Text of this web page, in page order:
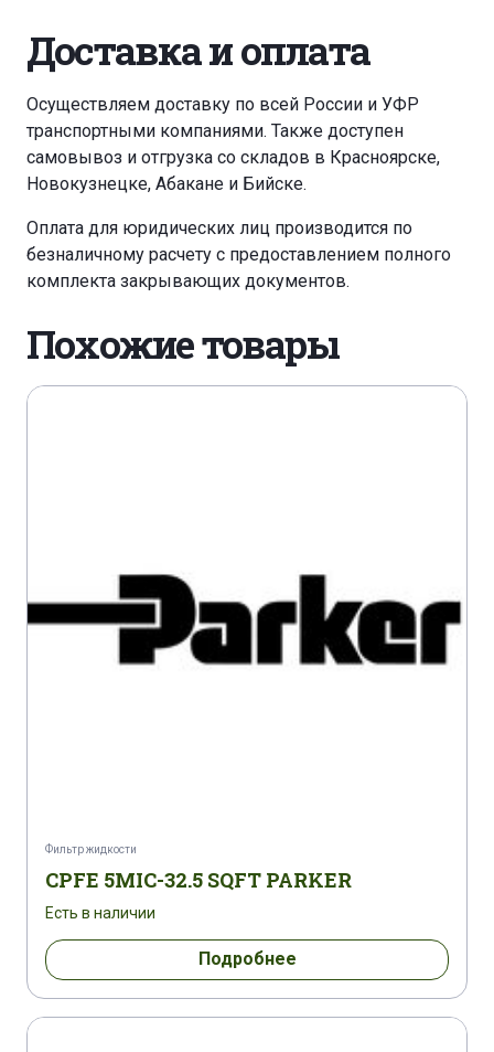
Доставка и оплата
Осуществляем доставку по всей России и УФР
транспортными компаниями. Также доступен
самовывоз и отгрузка со складов в Красноярске,
Новокузнецке, Абакане и Бийске.
Оплата для юридических лиц производится по
безналичному расчету с предоставлением полного
комплекта закрывающих документов.
Похожие товары
Фильтр жидкости
CPFE 5MIC-32.5 SQFT PARKER
Есть в наличии
Подробнее